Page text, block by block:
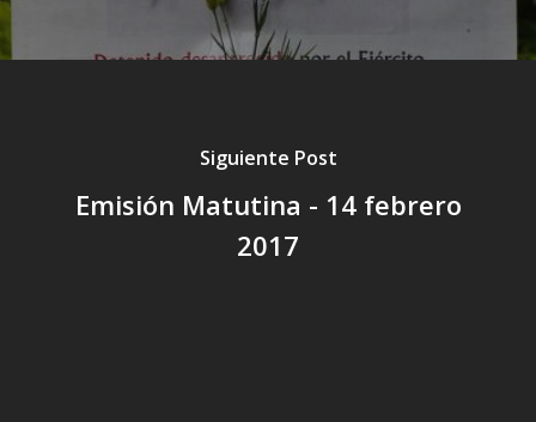
Siguiente Post
Emisión Matutina - 14 febrero
2017